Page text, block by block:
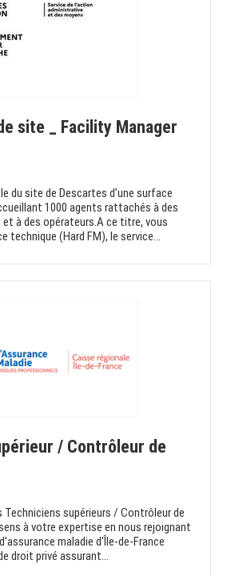
site _ Facility Manager
du site de Descartes d’une surface
1000 agents rattachés à des
à des opérateurs.A ce titre, vous
technique (Hard FM), le service...
/ Contrôleur de
Techniciens supérieurs / Contrôleur de
à votre expertise en nous rejoignant
maladie d'Île-de-France
droit privé assurant...